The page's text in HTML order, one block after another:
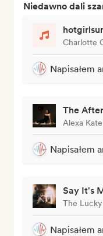
Niedawno dali
Charlotte
Napisałem
The
Alexa Kate
Napisałem
Say It's
The Lucky
Napisałem